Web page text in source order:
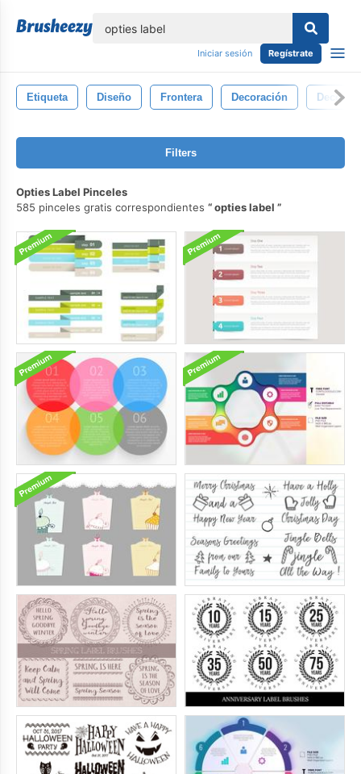
Iniciar sesión Regístrate
Etiqueta Diseño Frontera Decoración
Filters
Opties Label Pinceles
585 pinceles gratis correspondientes
opties label